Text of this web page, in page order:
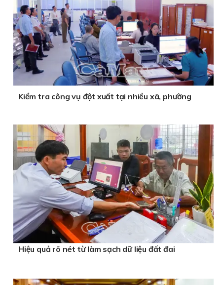
Kiểm tra công vụ đột xuất tại nhiều xã, phường
Hiệu quả rõ nét từ làm sạch dữ liệu đất đai